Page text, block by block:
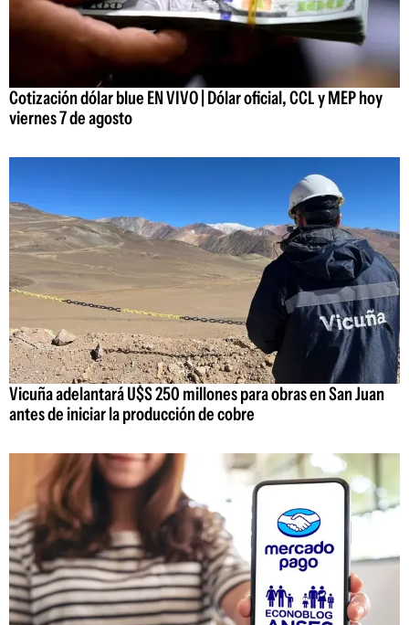
Cotización dólar blue EN VIVO | Dólar oficial, CCL y MEP hoy
viernes 7 de agosto
Vicuña adelantará U$S 250 millones para obras en San Juan
antes de iniciar la producción de cobre